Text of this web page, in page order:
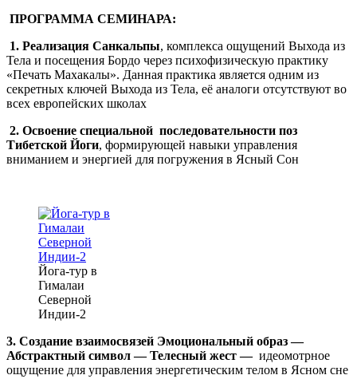
ПРОГРАММА СЕМИНАРА:
1. Реализация Санкальпы, комплекса ощущений Выхода из
Тела и посещения Бордо через психофизическую практику
«Печать Махакалы». Данная практика является одним из
секретных ключей Выхода из Тела, её аналоги отсутствуют во
всех европейских школах
2. Освоение специальной последовательности поз
Тибетской Йоги, формирующей навыки управления
вниманием и энергией для погружения в Ясный Сон
Йога-тур в
Гималаи
Северной
Индии-2
3. Создание взаимосвязей Эмоциональный образ —
Абстрактный символ — Телесный жест —идеомотрное
ощущение для управления энергетическим телом в Ясном сне